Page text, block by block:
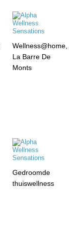
Wellness@home,
La Barre De
Monts
Gedroomde
thuiswellness